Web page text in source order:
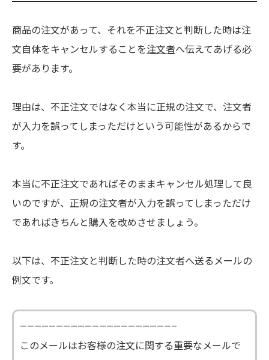
商品の注文があって、それを不正注文と判断した時は注
文自体をキャンセルすることを注文者へ伝えてあげる必
要があります。
理由は、不正注文ではなく本当に正規の注文で、注文者
が入力を誤ってしまっただけという可能性があるからで
す。
本当に不正注文であればそのままキャンセル処理して良
いのですが、正規の注文者が入力を誤ってしまっただけ
であればきちんと購入を改めさせましょう。
以下は、不正注文と判断した時の注文者へ送るメールの
例文です。
—————————————————————–
このメールはお客様の注文に関する重要なメールで